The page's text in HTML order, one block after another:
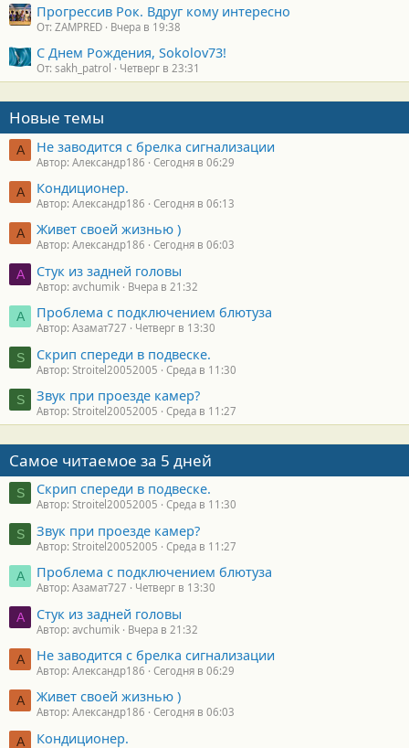
Прогрессив Рок. Вдруг кому интересно
От: ZAMPRED Вчера в 19:38
С Днем Рождения, Sokolov73!
От: sakh_patrol Четверг в 23:31
Новые темы
А Не заводится с брелка сигнализации
Автор: Александр186 Сегодня в 06:29
А Кондиционер.
Автор: Александр186 Сегодня в 06:13
А Живет своей жизнью )
Автор: Александр186 Сегодня в 06:03
A Стук из задней головы
Автор: avchumik Вчера в 21:32
А Проблема с подключением блютуза
Автор: Азамат727 Четверг в 13:30
S Скрип спереди в подвеске.
Автор: Stroitel20052005 Среда в 11:30
S Звук при проезде камер?
Автор: Stroitel20052005 Среда в 11:27
Самое читаемое за 5 дней
S Скрип спереди в подвеске.
Автор: Stroitel20052005 Среда в 11:30
S Звук при проезде камер?
Автор: Stroitel20052005 Среда в 11:27
А Проблема с подключением блютуза
Автор: Азамат727 Четверг в 13:30
A Стук из задней головы
Автор: avchumik Вчера в 21:32
А Не заводится с брелка сигнализации
Автор: Александр186 Сегодня в 06:29
А Живет своей жизнью )
Автор: Александр186 Сегодня в 06:03
А Кондиционер.